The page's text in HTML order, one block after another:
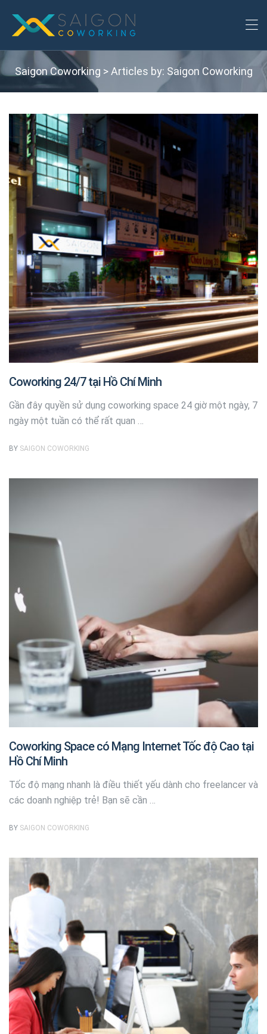
Saigon Coworking > Articles by: Saigon Coworking
Coworking 24/7 tại Hồ Chí Minh
Gần đây quyền sử dụng coworking space 24 giờ một ngày, 7
ngày một tuần có thể rất quan …
BY SAIGON COWORKING
Coworking Space có Mạng Internet Tốc độ Cao tại
Hồ Chí Minh
Tốc độ mạng nhanh là điều thiết yếu dành cho freelancer và
các doanh nghiệp trẻ! Bạn sẽ cần …
BY SAIGON COWORKING